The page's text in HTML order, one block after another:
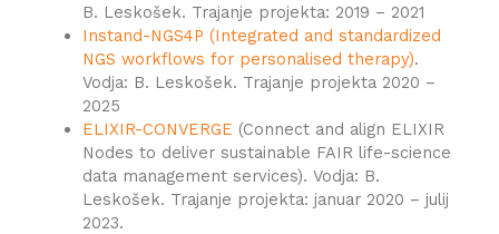
B. Leskošek. Trajanje projekta: 2019 – 2021
Instand-NGS4P (Integrated and standardized
NGS workflows for personalised therapy).
Vodja: B. Leskošek. Trajanje projekta 2020 –
2025
ELIXIR-CONVERGE (Connect and align ELIXIR
Nodes to deliver sustainable FAIR life-science
data management services). Vodja: B.
Leskošek. Trajanje projekta: januar 2020 – julij
2023.